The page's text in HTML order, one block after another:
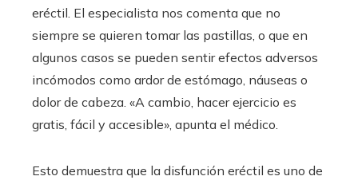
eréctil. El especialista nos comenta que no
siempre se quieren tomar las pastillas, o que en
algunos casos se pueden sentir efectos adversos
incómodos como ardor de estómago, náuseas o
dolor de cabeza. «A cambio, hacer ejercicio es
gratis, fácil y accesible», apunta el médico.
Esto demuestra que la disfunción eréctil es uno de